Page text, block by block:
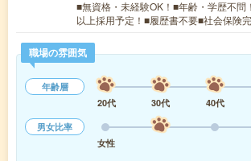
■無資格・未経験OK！■年齢・学歴不問
以上採用予定！■履歴書不要■社会保険
職場の雰囲気
年齢層
20代
30代 40代
男女比率
女性